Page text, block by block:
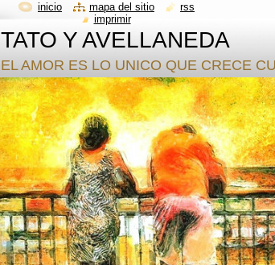
TATO Y AVELLANEDA
EL AMOR ES LO UNICO QUE CRECE
inicio mapa del sitio
rss
imprimir